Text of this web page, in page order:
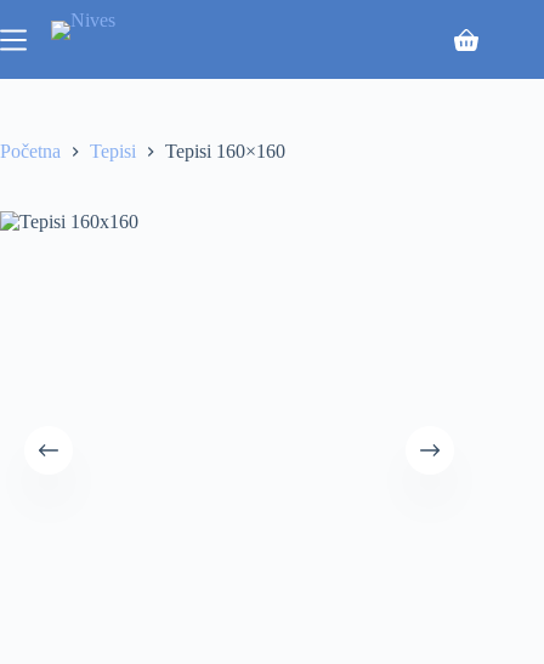
Početna Tepisi Tepisi 160×160